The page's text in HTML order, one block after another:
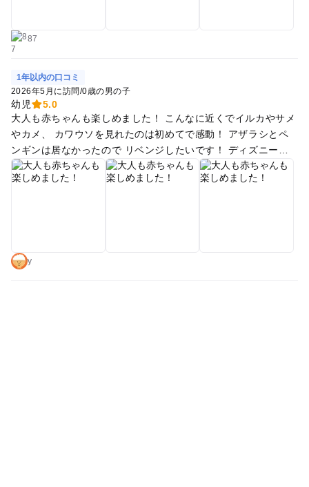
87
1年以内の口コミ
2026年5月に訪問/0歳の男の子
幼児
5.0
大人も赤ちゃんも楽しめました！ こんなに近くでイルカやサメ
やカメ、 カワウソを見れたのは初めてで感動！ アザラシとペ
ンギンは居なかったので リベンジしたいです！ ディズニーの
世界の様な喋る木や 深海に行く喋るエレベーターもありまし
た！
y